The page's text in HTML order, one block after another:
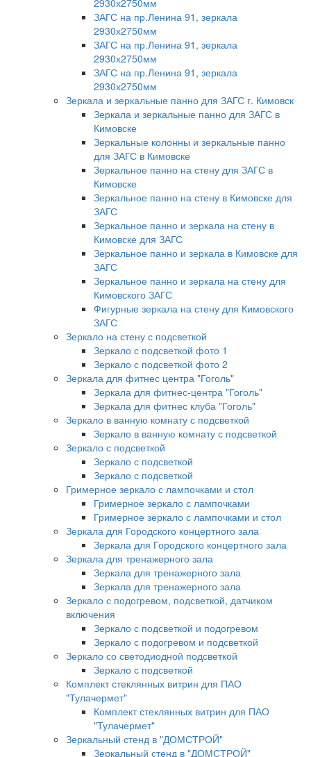
2930х2750мм
ЗАГС на пр.Ленина 91, зеркала
2930х2750мм
ЗАГС на пр.Ленина 91, зеркала
2930х2750мм
ЗАГС на пр.Ленина 91, зеркала
2930х2750мм
Зеркала и зеркальные панно для ЗАГС г. Кимовск
Зеркала и зеркальные панно для ЗАГС в
Кимовске
Зеркальные колонны и зеркальные панно
для ЗАГС в Кимовске
Зеркальное панно на стену для ЗАГС в
Кимовске
Зеркальное панно на стену в Кимовске для
ЗАГС
Зеркальное панно и зеркала на стену в
Кимовске для ЗАГС
Зеркальное панно и зеркала в Кимовске для
ЗАГС
Зеркальное панно и зеркала на стену для
Кимовского ЗАГС
Фигурные зеркала на стену для Кимовского
ЗАГС
Зеркало на стену с подсветкой
Зеркало с подсветкой фото 1
Зеркало с подсветкой фото 2
Зеркала для фитнес центра "Гоголь"
Зеркала для фитнес-центра "Гоголь"
Зеркала для фитнес клуба "Гоголь"
Зеркало в ванную комнату с подсветкой
Зеркало в ванную комнату с подсветкой
Зеркало с подсветкой
Зеркало с подсветкой
Зеркало с подсветкой
Гримерное зеркало с лампочками и стол
Гримерное зеркало с лампочками
Гримерное зеркало с лампочками и стол
Зеркала для Городского концертного зала
Зеркала для Городского концертного зала
Зеркала для тренажерного зала
Зеркала для тренажерного зала
Зеркала для тренажерного зала
Зеркало с подогревом, подсветкой, датчиком
включения
Зеркало с подсветкой и подогревом
Зеркало с подогревом и подсветкой
Зеркало со светодиодной подсветкой
Зеркало с подсветкой
Комплект стеклянных витрин для ПАО
"Тулачермет"
Комплект стеклянных витрин для ПАО
"Тулачермет"
Зеркальный стенд в "ДОМСТРОЙ"
Зеркальный стенд в "ДОМСТРОЙ"